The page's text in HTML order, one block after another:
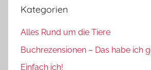
Kategorien
Alles Rund um die Tiere
Buchrezensionen – Das habe ich
Einfach ich!